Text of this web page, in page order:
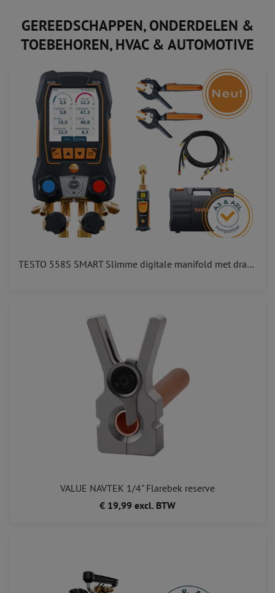
GEREEDSCHAPPEN, ONDERDELEN &
TOEBEHOREN, HVAC & AUTOMOTIVE
TESTO 558S SMART Slimme digitale manifold met draadloze vacuüm- en tang-temperatuurvoelers A2L A3 0564 5583
VALUE NAVTEK 1/4" Flarebek reserve
€ 19,99 excl. BTW